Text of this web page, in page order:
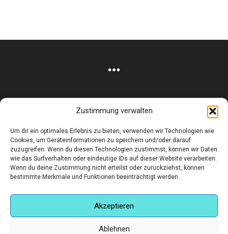
Zustimmung verwalten
Um dir ein optimales Erlebnis zu bieten, verwenden wir Technologien wie
Cookies, um Geräteinformationen zu speichern und/oder darauf
zuzugreifen. Wenn du diesen Technologien zustimmst, können wir Daten
wie das Surfverhalten oder eindeutige IDs auf dieser Website verarbeiten.
Wenn du deine Zustimmung nicht erteilst oder zurückziehst, können
bestimmte Merkmale und Funktionen beeinträchtigt werden.
Akzeptieren
Ablehnen
Corneliusstr. 19, München, 80469, Germany
Telefon: +49 (0)89 552 985 72
Öffnungszeiten: Di. - FR. 11.00 –19.30 UHR · SA. 11.00 –18.00
UHR
Impressum
Datenschutz AGB
Hilfe & Kontakt
Finden Sie eine Unterkunft in München